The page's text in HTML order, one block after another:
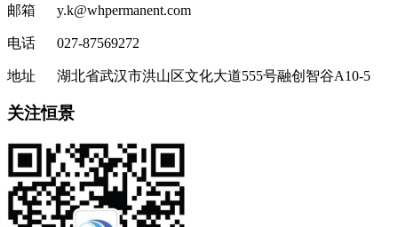
邮箱 y.k@whpermanent.com
电话 027-87569272
地址 湖北省武汉市洪山区文化大道555号融创智谷A10-5
关注恒景